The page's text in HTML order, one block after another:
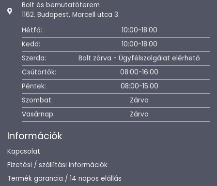
Bolt és bemutatóterem
1162. Budapest, Marcell utca 3.
Hétfő:
10:00-18:00
Kedd:
10:00-18:00
Szerda:
Bolt zárva - Ügyfélszolgálat elérhető
Csütörtök:
08:00-16:00
Péntek:
08:00-15:00
Szombat:
Zárva
Vasárnap:
Zárva
Információk
Kapcsolat
Fizetési / szállítási információk
Termék garancia / 14 napos elállás